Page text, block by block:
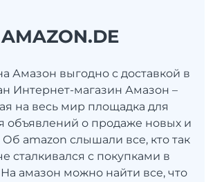
AMAZON.DE
Амазон выгодно с доставкой в
Интернет-магазин Амазон –
на весь мир площадка для
объявлений о продаже новых и
Об amazon слышали все, кто так
сталкивался с покупками в
амазон можно найти все, что